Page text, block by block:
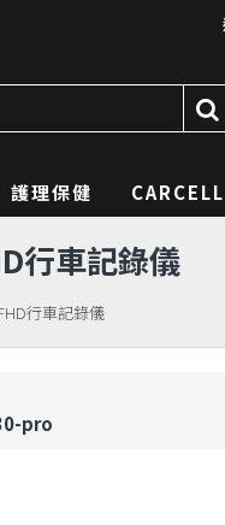
護理保健
行車記錄儀
行車記錄儀
pro